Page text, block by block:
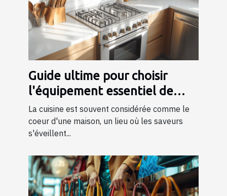
Guide ultime pour choisir
l'équipement essentiel de
cuisine
La cuisine est souvent considérée comme le
coeur d'une maison, un lieu où les saveurs
s'éveillent...